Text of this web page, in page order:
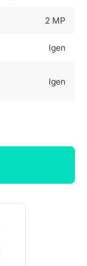
2 MP
Igen
Igen